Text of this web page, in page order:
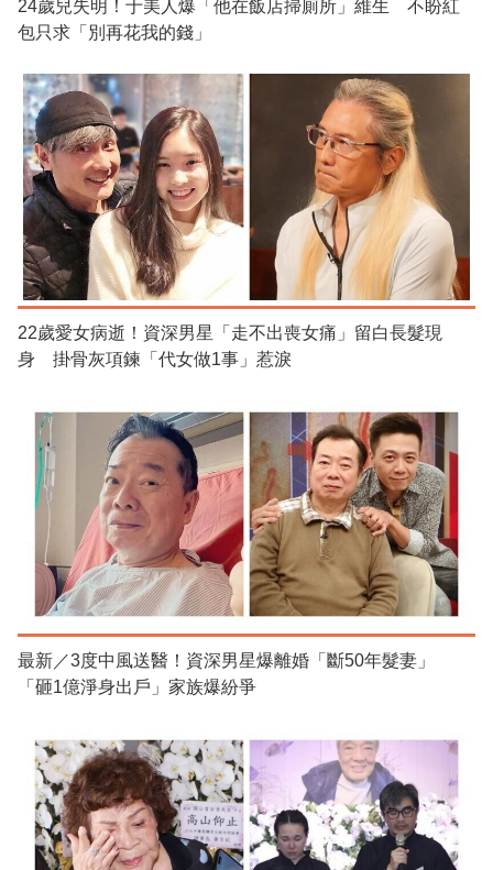
24歲兒失明！于美人爆「他在飯店掃廁所」維生 不盼紅
包只求「別再花我的錢」
22歲愛女病逝！資深男星「走不出喪女痛」留白長髮現
身 掛骨灰項鍊「代女做1事」惹淚
最新／3度中風送醫！資深男星爆離婚「斷50年髮妻」
「砸1億淨身出戶」家族爆紛爭